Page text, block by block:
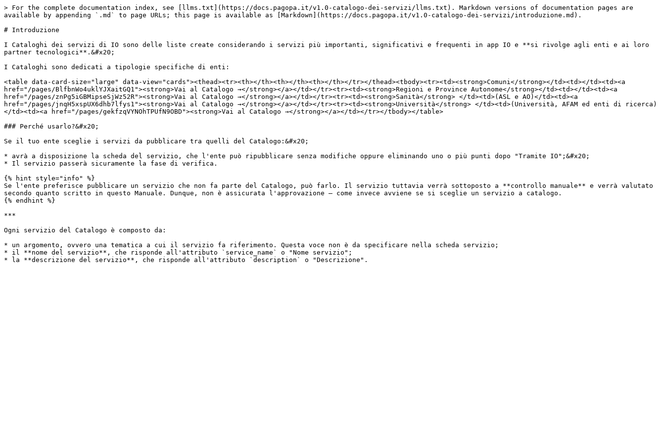
> For the complete documentation index, see [llms.txt](https://docs.pagopa.it/v1.0-catalogo-dei-servizi/llms.txt). Markdown versions of documentation pages are
available by appending `.md` to page URLs; this page is available as [Markdown](https://docs.pagopa.it/v1.0-catalogo-dei-servizi/introduzione.md).
# Introduzione
I Cataloghi dei servizi di IO sono delle liste create considerando i servizi più importanti, significativi e frequenti in app IO e **si rivolge agli enti e ai loro
partner tecnologici**.&#x20;
I Cataloghi sono dedicati a tipologie specifiche di enti:
<table data-card-size="large" data-view="cards"><thead><tr><th></th><th></th><th></th></tr></thead><tbody><tr><td><strong>Comuni</strong></td><td></td><td><a
href="/pages/BlfbnWo4uklYJXaitGQ1"><strong>Vai al Catalogo →</strong></a></td></tr><tr><td><strong>Regioni e Province Autonome</strong></td><td></td><td><a
href="/pages/znPg5iGBMipseSjWz52R"><strong>Vai al Catalogo →</strong></a></td></tr><tr><td><strong>Sanità</strong> </td><td>(ASL e AO)</td><td><a
href="/pages/jnqH5xspUX6dhb7lfys1"><strong>Vai al Catalogo →</strong></a></td></tr><tr><td><strong>Università</strong> </td><td>(Università, AFAM ed enti di ricerca)
</td><td><a href="/pages/gekfzqVYNOhTPUfN9OBD"><strong>Vai al Catalogo →</strong></a></td></tr></tbody></table>
### Perché usarlo?&#x20;
Se il tuo ente sceglie i servizi da pubblicare tra quelli del Catalogo:&#x20;
* avrà a disposizione la scheda del servizio, che l'ente può ripubblicare senza modifiche oppure eliminando uno o più punti dopo "Tramite IO";&#x20;
* Il servizio passerà sicuramente la fase di verifica.
{% hint style="info" %}
Se l'ente preferisce pubblicare un servizio che non fa parte del Catalogo, può farlo. Il servizio tuttavia verrà sottoposto a **controllo manuale** e verrà valutato
secondo quanto scritto in questo Manuale. Dunque, non è assicurata l'approvazione — come invece avviene se si sceglie un servizio a catalogo.
{% endhint %}
***
Ogni servizio del Catalogo è composto da:
* un argomento, ovvero una tematica a cui il servizio fa riferimento. Questa voce non è da specificare nella scheda servizio;
* il **nome del servizio**, che risponde all'attributo `service_name` o "Nome servizio";